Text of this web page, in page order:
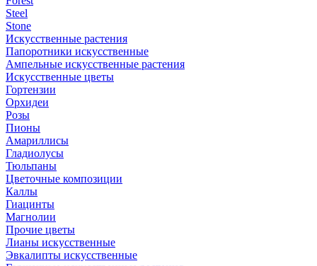
Steel
Stone
Искусственные растения
Папоротники искусственные
Ампельные искусственные растения
Искусственные цветы
Гортензии
Орхидеи
Розы
Пионы
Амариллисы
Гладиолусы
Тюльпаны
Цветочные композиции
Каллы
Гиацинты
Магнолии
Прочие цветы
Лианы искусственные
Эвкалипты искусственные